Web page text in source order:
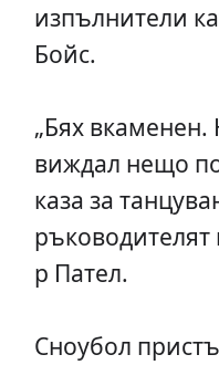
изпълнители
Бойс.
„Бях
виждал нещо
каза за
ръководителят
р Пател.
Сноубол